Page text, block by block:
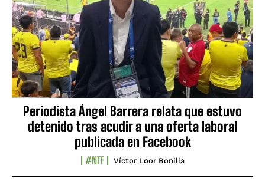
Periodista Ángel Barrera relata que estuvo
detenido tras acudir a una oferta laboral
publicada en Facebook
#NTF Víctor Loor Bonilla